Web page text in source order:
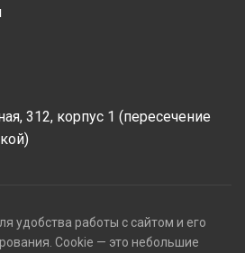
312, корпус 1 (пересечение
удобства работы с сайтом и его
Cookie — это небольшие